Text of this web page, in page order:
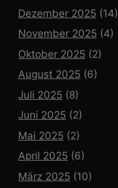
Dezember 2025 (14)
November 2025 (4)
Oktober 2025 (2)
August 2025 (6)
Juli 2025 (8)
Juni 2025 (2)
Mai 2025 (2)
April 2025 (6)
März 2025 (10)